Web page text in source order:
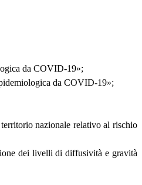
da COVID-19»;
da COVID-19»;
nazionale relativo al rischio
dei livelli di diffusività e gravità